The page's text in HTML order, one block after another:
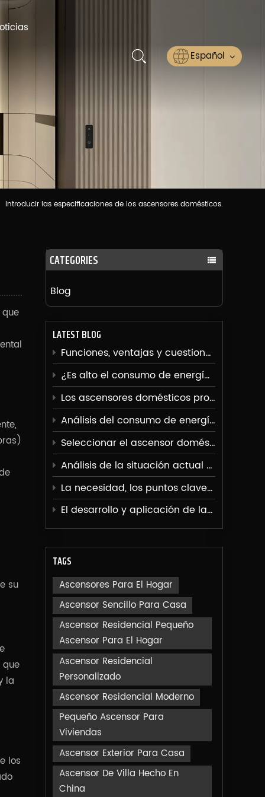
Español
عربي
Introducir las especificaciones de los ascensores domésticos.
CATEGORIES
Blog
LATEST BLOG
Funciones, ventajas y cuestiones de seguridad de los ascensores de villas
¿Es alto el consumo de energía de los ascensores de las villas?
Los ascensores domésticos proporcionan una cómoda solución de transporte vertical para familias
Análisis del consumo de energía del ascensor de villa
Seleccionar el ascensor doméstico adecuado
Análisis de la situación actual de los ascensores residenciales
La necesidad, los puntos clave de construcción y las ventajas de uso de instalar ascensores en villas.
El desarrollo y aplicación de la tecnología de reducción de ruido de ascensores.
TAGS
Ascensores Para El Hogar
Ascensor Sencillo Para Casa
Ascensor Residencial Pequeño
Ascensor Para El Hogar
Ascensor Residencial
Personalizado
Ascensor Residencial Moderno
Pequeño Ascensor Para
Viviendas
Ascensor Exterior Para Casa
Ascensor De Villa Hecho En
China
su
la
los